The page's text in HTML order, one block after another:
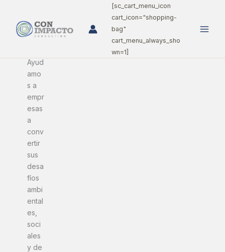
contenido
[sc_cart_menu_icon
cart_icon="shopping-
bag"
cart_menu_always_sho
wn=1]
Ayud
amo
s a
empr
esas
a
conv
ertir
sus
desa
fíos
ambi
ental
es,
soci
ales
y de